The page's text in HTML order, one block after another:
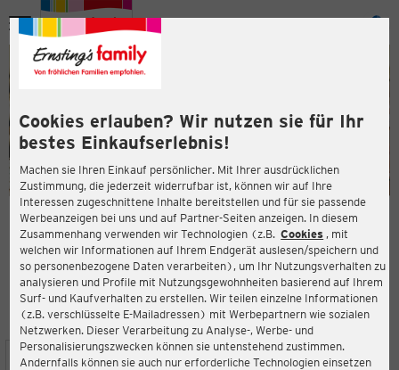
Cookies erlauben? Wir nutzen sie für Ihr
bestes Einkaufserlebnis!
Machen sie Ihren Einkauf persönlicher. Mit Ihrer ausdrücklichen
Zustimmung, die jederzeit widerrufbar ist, können wir auf Ihre
Interessen zugeschnittene Inhalte bereitstellen und für sie passende
Werbeanzeigen bei uns und auf Partner-Seiten anzeigen. In diesem
Zusammenhang verwenden wir Technologien (z.B. Cookies , mit
welchen wir Informationen auf Ihrem Endgerät auslesen/speichern und
so personenbezogene Daten verarbeiten), um Ihr Nutzungsverhalten zu
analysieren und Profile mit Nutzungsgewohnheiten basierend auf Ihrem
Surf- und Kaufverhalten zu erstellen. Wir teilen einzelne Informationen
(z.B. verschlüsselte E-Mailadressen) mit Werbepartnern wie sozialen
Netzwerken. Dieser Verarbeitung zu Analyse-, Werbe- und
Personalisierungszwecken können sie untenstehend zustimmen.
Andernfalls können sie auch nur erforderliche Technologien einsetzen
Menü
ERNSTING'S FAMILY FILIALE
Lüneburger Strasse 9
21073 Hamburg
4,1
Bewertung:
STANDORT SERVICES SORTIMENT AKTIONEN